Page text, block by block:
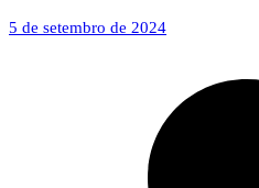
5 de setembro de 2024